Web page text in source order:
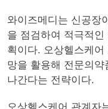
와이즈메디는 신공장
을 점검하여 적극적
획이다. 오상헬스케
망을 활용해 전문의
나간다는 전략이다.